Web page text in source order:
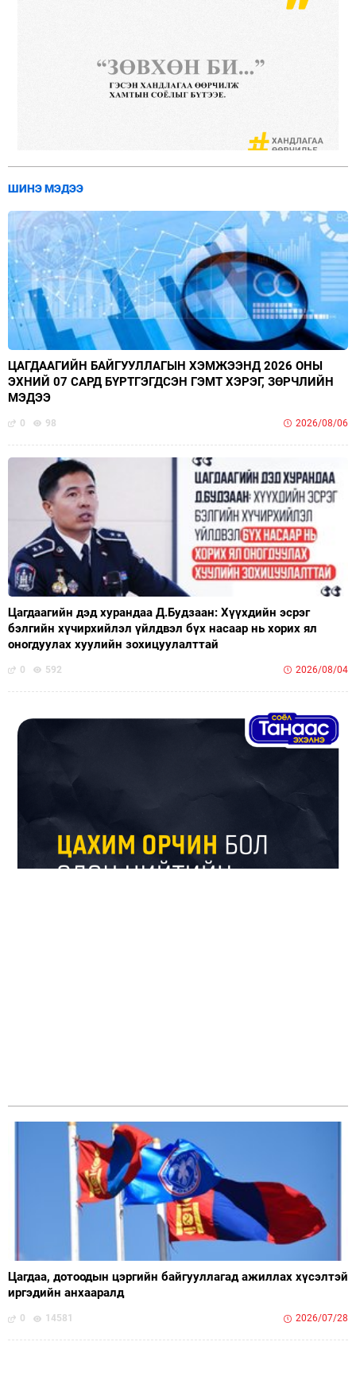
ШИНЭ МЭДЭЭ
ЦАГДААГИЙН БАЙГУУЛЛАГЫН ХЭМЖЭЭНД 2026 ОНЫ
ЭХНИЙ 07 САРД БҮРТГЭГДСЭН ГЭМТ ХЭРЭГ, ЗӨРЧЛИЙН
МЭДЭЭ
0 98 2026/08/06
Цагдаагийн дэд хурандаа Д.Будзаан: Хүүхдийн эсрэг
бэлгийн хүчирхийлэл үйлдвэл бүх насаар нь хорих ял
оногдуулах хуулийн зохицуулалттай
0 592 2026/08/04
Цагдаа, дотоодын цэргийн байгууллагад ажиллах хүсэлтэй
иргэдийн анхааралд
0 14581 2026/07/28